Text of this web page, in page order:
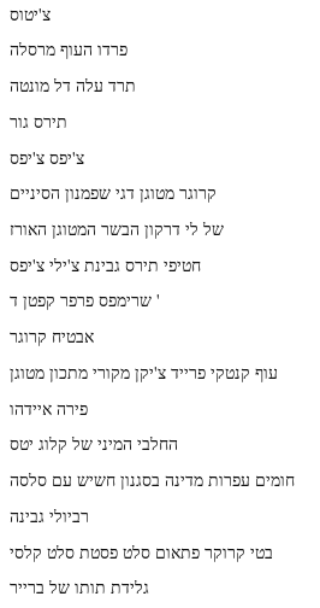
צ'יטוס
פרדו העוף מרסלה
תרד עלה דל מונטה
תירס גור
צ'יפס צ'יפס
קרוגר מטוגן דגי שפמנון הסיניים
של לי דרקון הבשר המטוגן האורז
חטיפי תירס גבינת צ'ילי צ'יפס
שרימפס פרפר קפטן ד '
אבטיח קרוגר
עוף קנטקי פרייד צ'יקן מקורי מתכון מטוגן
פירה איידהו
החלבי המיני של קלוג יטס
חומים עפרות מדינה בסגנון חשיש עם סלסה
רביולי גבינה
בטי קרוקר פתאום סלט פסטת סלט קלסי
גלידת תותו של ברייר